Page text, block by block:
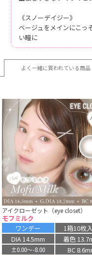
《スノーデイジー》
ベージュをメインにこっ
い瞳に
よく一緒に買われている商品
アイクローゼット（eye closet）
モフミルク
ワンデー
1箱10枚
DIA 14.5mm
着色
±0.00〜-8.00
BC